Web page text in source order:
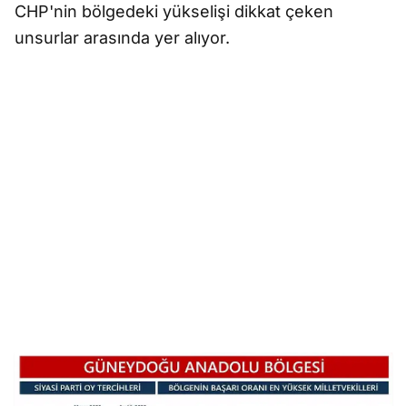
CHP'nin bölgedeki yükselişi dikkat çeken
unsurlar arasında yer alıyor.